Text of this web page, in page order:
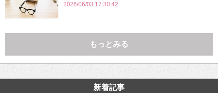
2026/06/03 17:30:42
もっとみる
新着記事